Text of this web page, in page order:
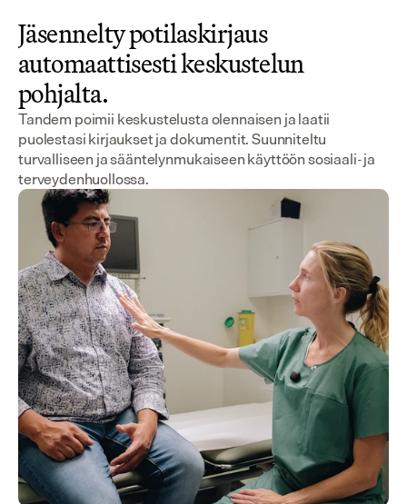
Jäsennelty potilaskirjaus
automaattisesti keskustelun
pohjalta.
Tandem poimii keskustelusta olennaisen ja laatii
puolestasi kirjaukset ja dokumentit. Suunniteltu
turvalliseen ja sääntelynmukaiseen käyttöön sosiaali- ja
terveydenhuollossa.